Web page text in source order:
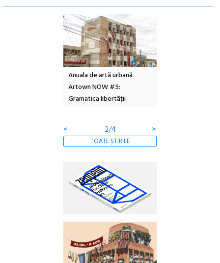
Anuala de artă urbană
Artown NOW #5:
Gramatica libertății
< 2/4 >
TOATE ȘTIRILE